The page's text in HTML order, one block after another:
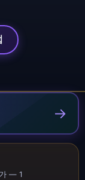
→
— 1